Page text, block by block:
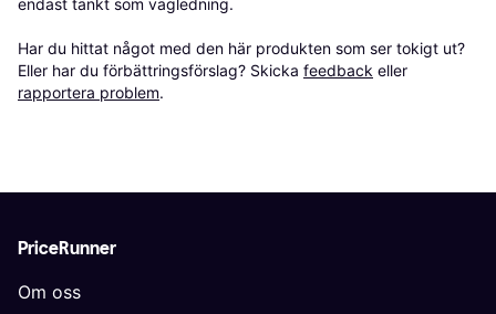
endast tänkt som vägledning.
Har du hittat något med den här produkten som ser tokigt ut?
Eller har du förbättringsförslag? Skicka feedback eller
rapportera problem.
PriceRunner
Om oss